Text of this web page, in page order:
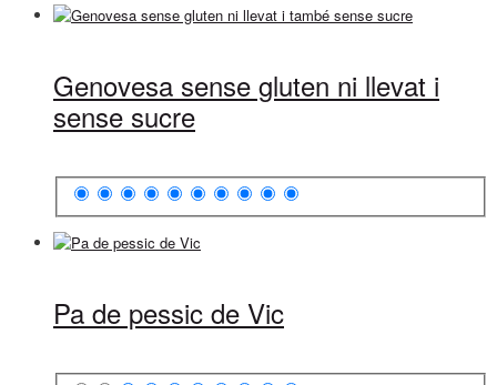
Genovesa sense gluten ni llevat i
sense sucre
Pa de pessic de Vic